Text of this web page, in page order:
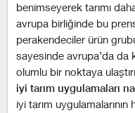
benimseyerek tarımı
avrupa birliğinde bu
perakendeciler ürün
sayesinde avrupa’da da
olumlu bir noktaya
i̇yi tarım uygulamaları
i̇yi tarım